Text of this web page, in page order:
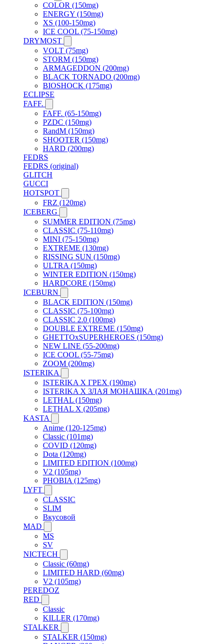
COLOR (150mg)
ENERGY (150mg)
XS (100-150mg)
ICE COOL (75-150mg)
DRYMOST
VOLT (75mg)
STORM (150mg)
ARMAGEDDON (200mg)
BLACK TORNADO (200mg)
BIOSHOCK (175mg)
ECLIPSE
FAFF.
FAFF. (65-150mg)
PZDC (150mg)
RandM (150mg)
SHOOTER (150mg)
HARD (200mg)
FEDRS
FEDRS (original)
GLITCH
GUCCI
HOTSPOT
FRZ (120mg)
ICEBERG
SUMMER EDITION (75mg)
CLASSIC (75-110mg)
MINI (75-150mg)
EXTREME (130mg)
RISSING SUN (150mg)
ULTRA (150mg)
WINTER EDITION (150mg)
HARDCORE (150mg)
ICEBURN
BLACK EDITION (150mg)
CLASSIC (75-100mg)
CLASSIC 2.0 (100mg)
DOUBLE EXTREME (150mg)
GHETTOxSUPERHEROES (150mg)
NEW LINE (55-200mg)
ICE COOL (55-75mg)
ZOOM (200mg)
ISTERIKA
ISTERIKA X ГРЕХ (190mg)
ISTERIKA X ЗЛАЯ МОНАШКА (201mg)
LETHAL (150mg)
LETHAL X (205mg)
KASTA
Anime (120-125mg)
Classic (101mg)
COVID (120mg)
Dota (120mg)
LIMITED EDITION (100mg)
V2 (105mg)
PHOBIA (125mg)
LYFT
CLASSIC
SLIM
Вкусовой
MAD
MS
SV
NICTECH
Classic (60mg)
LIMITED HARD (60mg)
V2 (105mg)
PEREDOZ
RED
Classic
KILLER (170mg)
STALKER
STALKER (150mg)